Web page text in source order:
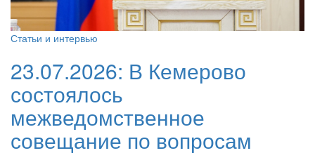
Статьи и интервью
23.07.2026: В Кемерово
состоялось
межведомственное
совещание по вопросам